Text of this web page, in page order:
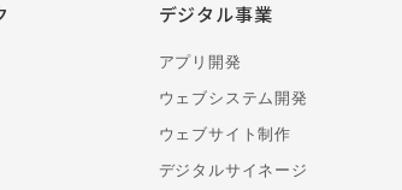
デジタル事業
アプリ開発
ウェブシステム開発
ウェブサイト制作
デジタルサイネージ